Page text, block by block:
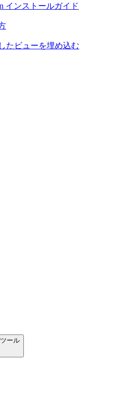
インストールガイド
たビューを埋め込む
ール